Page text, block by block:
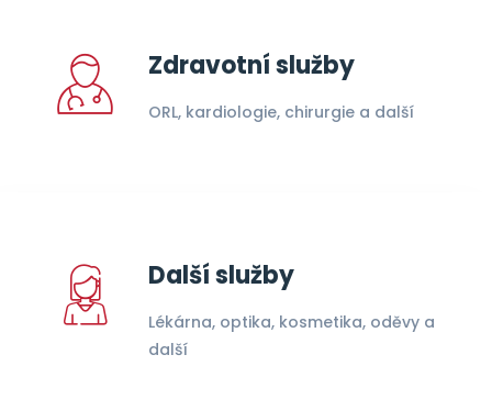
Zdravotní služby
ORL, kardiologie, chirurgie a další
Další služby
Lékárna, optika, kosmetika, oděvy a
další